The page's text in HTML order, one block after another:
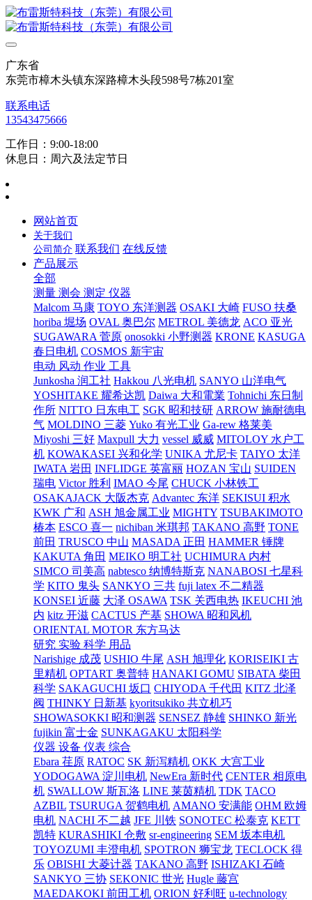
广东省
东莞市樟木头镇东深路樟木头段598号7栋201室
联系电话
13543475666
工作日：9:00-18:00
休息日：周六及法定节日
网站首页
关于我们
公司简介 联系我们 在线反馈
产品展示
全部
测量 测会 测定 仪器
Malcom 马康 TOYO 东洋测器 OSAKI 大崎 FUSO 扶桑
horiba 堀场 OVAL 奥巴尔 METROL 美德龙 ACO 亚光
SUGAWARA 菅原 onosokki 小野测器 KRONE KASUGA
春日电机 COSMOS 新宇宙
电动 风动 作业 工具
Junkosha 润工社 Hakkou 八光电机 SANYO 山洋电气
YOSHITAKE 耀希达凯 Daiwa 大和電業 Tohnichi 东日制
作所 NITTO 日东电工 SGK 昭和技研 ARROW 施耐德电
气 MOLDINO 三菱 Yuko 有光工业 Ga-rew 格莱美
Miyoshi 三好 Maxpull 大力 vessel 威威 MITOLOY 水户工
机 KOWAKASEI 兴和化学 UNIKA 尤尼卡 TAIYO 太洋
IWATA 岩田 INFLIDGE 英富丽 HOZAN 宝山 SUIDEN
瑞电 Victor 胜利 IMAO 今尾 CHUCK 小林铁工
OSAKAJACK 大阪杰克 Advantec 东洋 SEKISUI 积水
KWK 广和 ASH 旭金属工业 MIGHTY TSUBAKIMOTO
椿本 ESCO 喜一 nichiban 米琪邦 TAKANO 高野 TONE
前田 TRUSCO 中山 MASADA 正田 HAMMER 锤牌
KAKUTA 角田 MEIKO 明工社 UCHIMURA 内村
SIMCO 司美高 nabtesco 纳博特斯克 NANABOSI 七星科
学 KITO 鬼头 SANKYO 三共 fuji latex 不二精器
KONSEI 近藤 大泽 OSAWA TSK 关西电热 IKEUCHI 池
内 kitz 开滋 CACTUS 产基 SHOWA 昭和风机
ORIENTAL MOTOR 东方马达
研究 实验 科学 用品
Narishige 成茂 USHIO 牛尾 ASH 旭理化 KORISEIKI 古
里精机 OPTART 奥普特 HANAKI GOMU SIBATA 柴田
科学 SAKAGUCHI 坂口 CHIYODA 千代田 KITZ 北泽
阀 THINKY 日新基 kyoritsukiko 共立机巧
SHOWASOKKI 昭和测器 SENSEZ 静雄 SHINKO 新光
fujikin 富士金 SUNKAGAKU 太阳科学
仪器 设备 仪表 综合
Ebara 荏原 RATOC SK 新泻精机 OKK 大宫工业
YODOGAWA 淀川电机 NewEra 新时代 CENTER 相原电
机 SWALLOW 斯瓦洛 LINE 莱茵精机 TDK TACO
AZBIL TSURUGA 贺鹤电机 AMANO 安满能 OHM 欧姆
电机 NACHI 不二越 JFE 川铁 SONOTEC 松泰克 KETT
凯特 KURASHIKI 仓敷 sr-engineering SEM 坂本电机
TOYOZUMI 丰澄电机 SPOTRON 狮宝龙 TECLOCK 得
乐 OBISHI 大菱计器 TAKANO 高野 ISHIZAKI 石崎
SANKYO 三协 SEKONIC 世光 Hugle 藤宫
MAEDAKOKI 前田工机 ORION 好利旺 u-technology